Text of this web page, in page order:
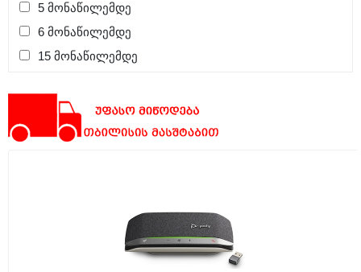
5 მონაწილემდე
6 მონაწილემდე
15 მონაწილემდე